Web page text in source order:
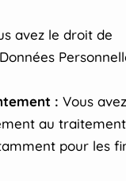
avez le droit de
: Vous
au
pour les